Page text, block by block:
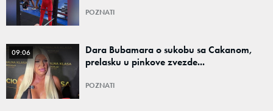
POZNATI
09:06
Dara Bubamara o sukobu sa Cakanom,
prelasku u pinkove zvezde...
POZNATI